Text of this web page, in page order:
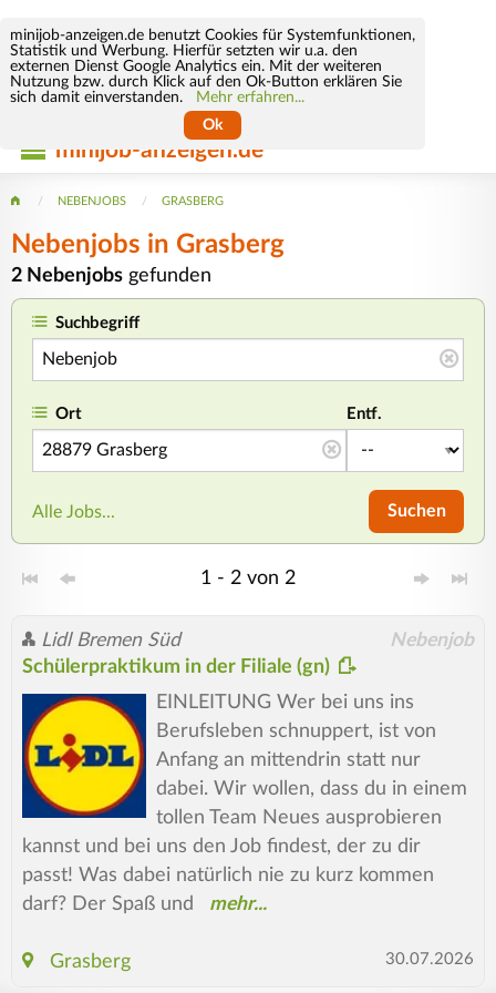
minijob-anzeigen.de benutzt Cookies für Systemfunktionen,
Statistik und Werbung. Hierfür setzten wir u.a. den
externen Dienst Google Analytics ein. Mit der weiteren
Nutzung bzw. durch Klick auf den Ok-Button erklären Sie
sich damit einverstanden.
Mehr erfahren...
Ok
minijob-anzeigen.de
NEBENJOBS GRASBERG
Nebenjobs in Grasberg
2 Nebenjobs gefunden
Suchbegriff
Ort Entf.
Alle Jobs... Suchen
1 - 2 von 2
Lidl Bremen Süd Nebenjob
Schülerpraktikum in der Filiale (gn)
EINLEITUNG Wer bei uns ins
Berufsleben schnuppert, ist von
Anfang an mittendrin statt nur
dabei. Wir wollen, dass du in einem
tollen Team Neues ausprobieren
kannst und bei uns den Job findest, der zu dir
passt! Was dabei natürlich nie zu kurz kommen
darf? Der Spaß und
Grasberg 30.07.2026